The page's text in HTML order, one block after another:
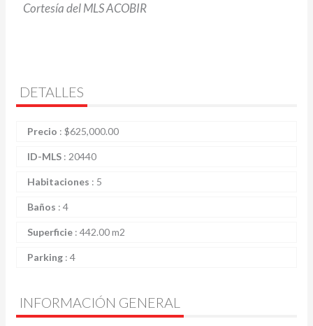
Cortesía del MLS ACOBIR
DETALLES
Precio : $625,000.00
ID-MLS : 20440
Habitaciones : 5
Baños : 4
Superficie : 442.00 m2
Parking : 4
INFORMACIÓN GENERAL